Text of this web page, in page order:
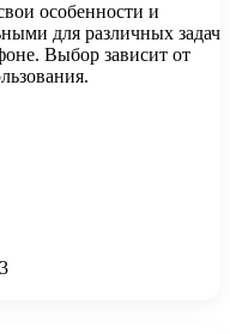
особенности и
для различных задач
Выбор зависит от